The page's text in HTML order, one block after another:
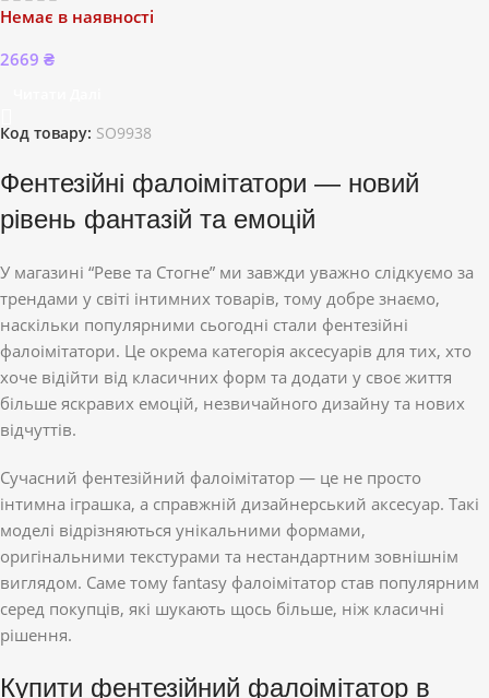
Немає в наявності
2669 ₴
Код товару: SO9938
Фентезійні фалоімітатори — новий
рівень фантазій та емоцій
У магазині “Реве та Стогне” ми завжди уважно слідкуємо за
трендами у світі інтимних товарів, тому добре знаємо,
наскільки популярними сьогодні стали фентезійні
фалоімітатори. Це окрема категорія аксесуарів для тих, хто
хоче відійти від класичних форм та додати у своє життя
більше яскравих емоцій, незвичайного дизайну та нових
відчуттів.
Сучасний фентезійний фалоімітатор — це не просто
інтимна іграшка, а справжній дизайнерський аксесуар. Такі
моделі відрізняються унікальними формами,
оригінальними текстурами та нестандартним зовнішнім
виглядом. Саме тому fantasy фалоімітатор став популярним
серед покупців, які шукають щось більше, ніж класичні
рішення.
Купити фентезійний фалоімітатор в